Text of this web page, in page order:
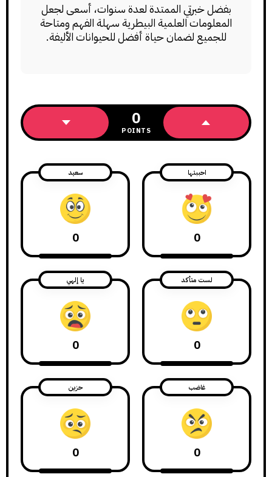
بفضل خبرتي الممتدة لعدة سنوات، أسعى لجعل
المعلومات العلمية البيطرية سهلة الفهم ومتاحة
للجميع لضمان حياة أفضل للحيوانات الأليفة.
0
POINTS
احببتها
0
سعيد
0
لست متأكد
0
يا إلهي
0
غاضب
0
حزين
0